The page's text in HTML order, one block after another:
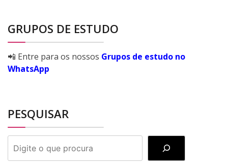
GRUPOS DE ESTUDO
📲 Entre para os nossos Grupos de estudo no
WhatsApp
PESQUISAR
PESQUISAR